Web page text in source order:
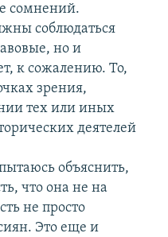
сомнений.
соблюдаться
но и
к сожалению. То,
зрения,
тех или иных
деятелей
объяснить,
что она не на
не просто
Это еще и